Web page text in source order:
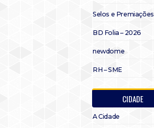
Selos e Premiações
BD Folia – 2026
newdome
RH – SME
CIDADE
A Cidade